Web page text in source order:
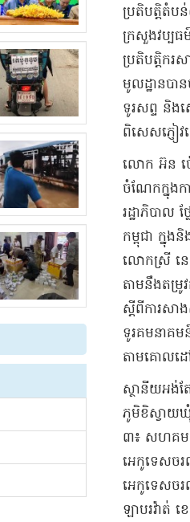
ប្រតិបត្តិ​តំប
ក្រសួង​វប្ប​ធ​
ប្រតិបត្តិ​ករ​
មូលដ្ឋាន​បា
ទូរ​សព្ទ និង​
ពិសេស​ភ្ញៀ
លោក អ៊​ន ប៉ោ​
ចំណែក​ក្នុង
រដ្ឋាភិបាល
កម្ពុជា ក្នុង​
លោកស្រី នេ​
តាម​នឹង​តម្រូ
ស្តីពី​ការសា
ទូរគមនាគម
តាម​គោលដ
ស្ថានីយ​អង់​ត
ភូមិ​ខិ​ស្វាយ​
៣៖ សហគមន៍​
អេកូ​ទេសច
អេកូ​ទេសចរ
ឡាបរ​វ៉ា​ត់ ខ